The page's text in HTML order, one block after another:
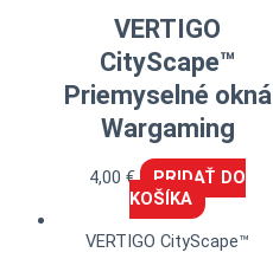
VERTIGO
CityScape™
Priemyselné okná
Wargaming
4,00€
PRIDAŤ DO
KOŠÍKA
VERTIGO CityScape™